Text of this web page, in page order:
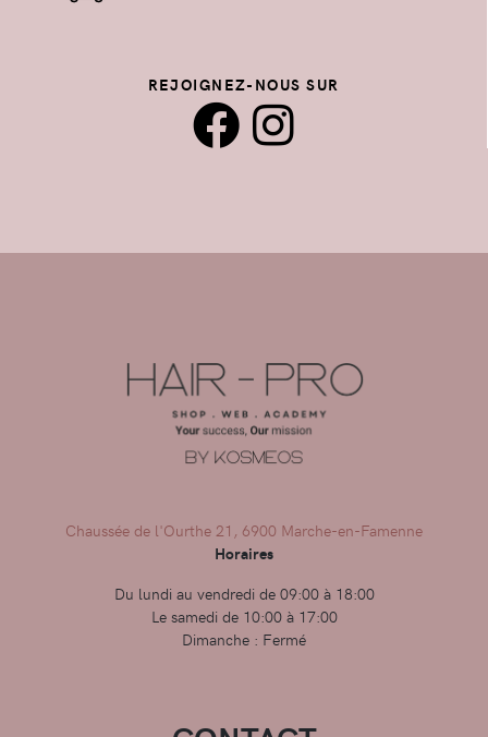
REJOIGNEZ-NOUS SUR
Chaussée de l'Ourthe 21, 6900 Marche-en-Famenne
Horaires
Du lundi au vendredi de 09:00 à 18:00
Le samedi de 10:00 à 17:00
Dimanche : Fermé